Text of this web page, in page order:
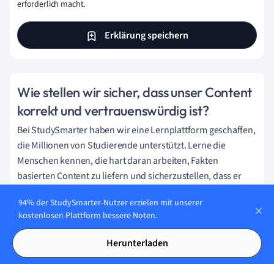
erforderlich macht.
Erklärung speichern
Wie stellen wir sicher, dass unser Content
korrekt und vertrauenswürdig ist?
Bei StudySmarter haben wir eine Lernplattform geschaffen,
die Millionen von Studierende unterstützt. Lerne die
Menschen kennen, die hart daran arbeiten, Fakten
basierten Content zu liefern und sicherzustellen, dass er
Content-Erstellungsprozess:
Lily Hulatt
94% der StudySmarter-Nutzer erzielen mit unserer
kostenlosen Plattform bessere Noten.
Herunterladen